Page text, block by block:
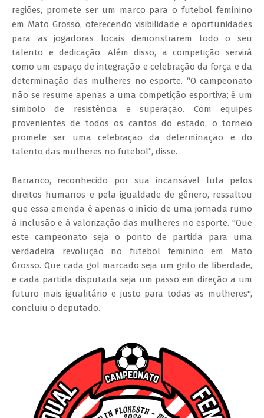
regiões, promete ser um marco para o futebol feminino
em Mato Grosso, oferecendo visibilidade e oportunidades
para as jogadoras locais demonstrarem todo o seu
talento e dedicação. Além disso, a competição servirá
como um espaço de integração e celebração da força e da
determinação das mulheres no esporte. “O campeonato
não se resume apenas a uma competição esportiva; é um
símbolo de resistência e superação. Com equipes
provenientes de todos os cantos do estado, o torneio
promete ser uma celebração da determinação e do
talento das mulheres no futebol”, disse.
Barranco, reconhecido por sua incansável luta pelos
direitos humanos e pela igualdade de gênero, ressaltou
que essa emenda é apenas o início de uma jornada rumo
à inclusão e à valorização das mulheres no esporte. "Que
este campeonato seja o ponto de partida para uma
verdadeira revolução no futebol feminino em Mato
Grosso. Que cada gol marcado seja um grito de liberdade,
e cada partida disputada seja um passo em direção a um
futuro mais igualitário e justo para todas as mulheres",
concluiu o deputado.